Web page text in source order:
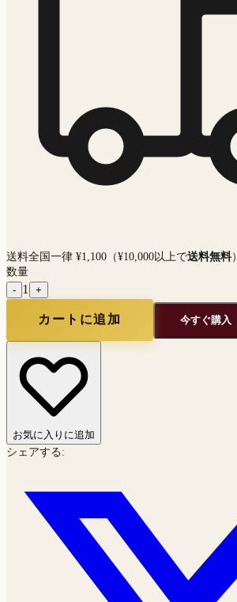
送料全国一律 ¥1,100（¥10,000以上で送料無料）
数量
- 1 +
カートに追加 今すぐ購入
お気に入りに追加
シェアする: